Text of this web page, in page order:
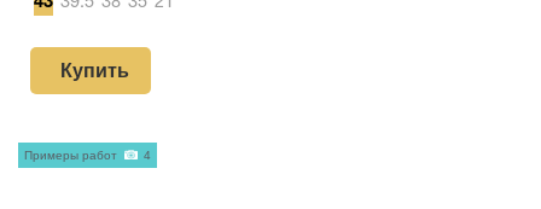
Купить
Примеры работ 4